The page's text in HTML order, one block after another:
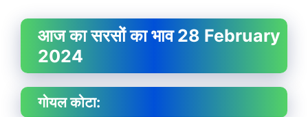
आज का सरसों का भाव 28 February
2024
गोयल कोटा: